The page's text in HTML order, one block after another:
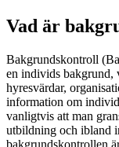
Vad är
Bakgrundskontroll
en individs bakgrund,
hyresvärdar,
information om
vanligtvis att man
utbildning och ibland
bakgrundskontrollen